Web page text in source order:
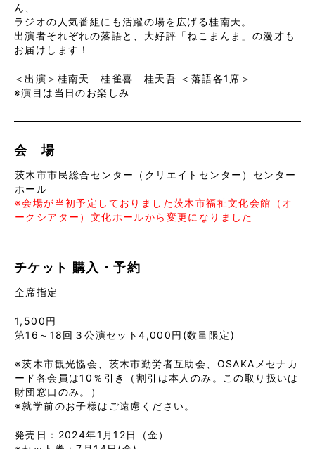
ん、
ラジオの人気番組にも活躍の場を広げる桂南天。
出演者それぞれの落語と、大好評「ねこまんま」の漫才も
お届けします！
＜出演＞桂南天 桂雀喜 桂天吾 ＜落語各1席＞
※演目は当日のお楽しみ
会 場
茨木市市民総合センター（クリエイトセンター）センター
ホール
※会場が当初予定しておりました茨木市福祉文化会館（オ
ークシアター）文化ホールから変更になりました
チケット 購入・予約
全席指定
1,500円
第16～18回３公演セット4,000円(数量限定)
※茨木市観光協会、茨木市勤労者互助会、OSAKAメセナカ
ード各会員は10％引き（割引は本人のみ。この取り扱いは
財団窓口のみ。）
※就学前のお子様はご遠慮ください。
発売日：2024年1月12日（金）